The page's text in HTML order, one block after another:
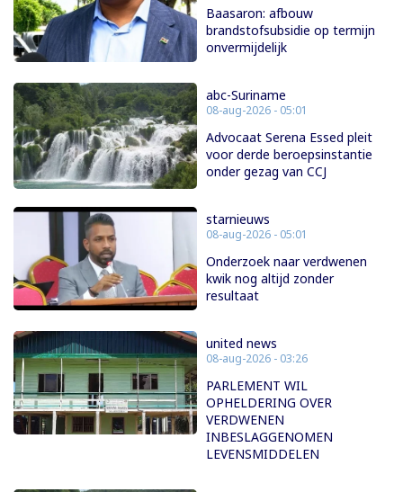
Baasaron: afbouw
brandstofsubsidie op termijn
onvermijdelijk
abc-Suriname
08-aug-2026 - 05:01
Advocaat Serena Essed pleit
voor derde beroepsinstantie
onder gezag van CCJ
starnieuws
08-aug-2026 - 05:01
Onderzoek naar verdwenen
kwik nog altijd zonder
resultaat
united news
08-aug-2026 - 03:26
PARLEMENT WIL
OPHELDERING OVER
VERDWENEN
INBESLAGGENOMEN
LEVENSMIDDELEN